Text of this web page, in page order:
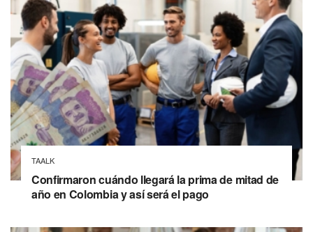
TAALK
Confirmaron cuándo llegará la prima de mitad de
año en Colombia y así será el pago